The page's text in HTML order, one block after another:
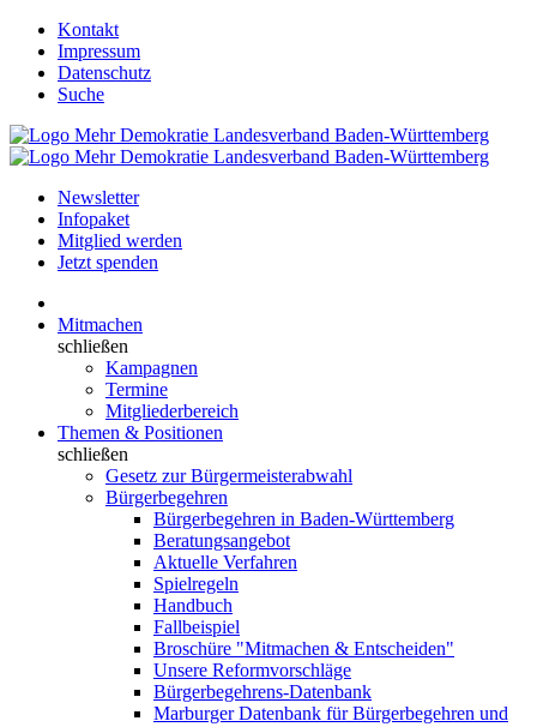
Kontakt
Impressum
Datenschutz
Suche
Newsletter
Infopaket
Mitglied werden
Jetzt spenden
Mitmachen
schließen
Kampagnen
Termine
Mitgliederbereich
Themen & Positionen
schließen
Gesetz zur Bürgermeisterabwahl
Bürgerbegehren
Bürgerbegehren in Baden-Württemberg
Beratungsangebot
Aktuelle Verfahren
Spielregeln
Handbuch
Fallbeispiel
Broschüre "Mitmachen & Entscheiden"
Unsere Reformvorschläge
Bürgerbegehrens-Datenbank
Marburger Datenbank für Bürgerbegehren und